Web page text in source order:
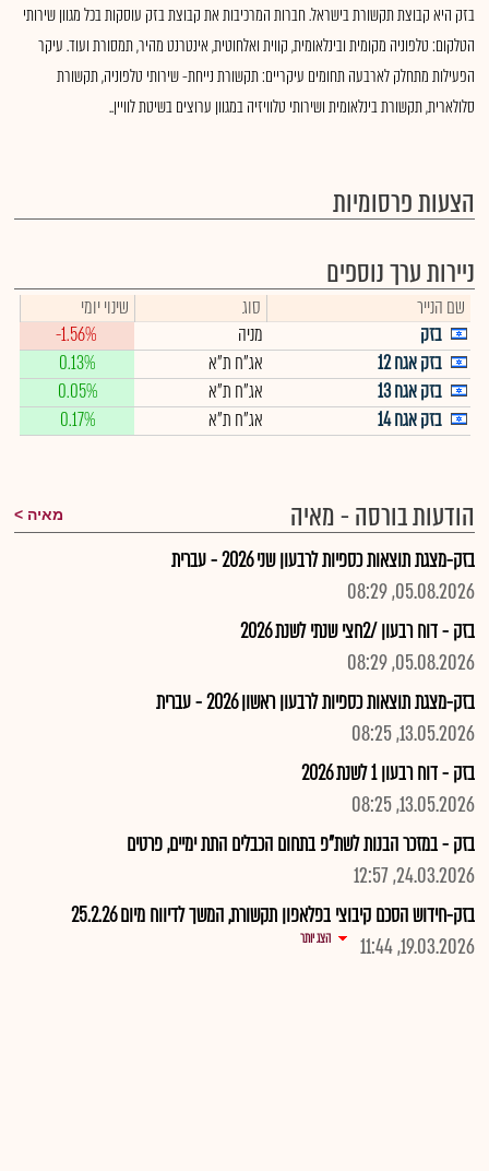
בזק היא קבוצת תקשורת בישראל. חברות המרכיבות את קבוצת בזק עוסקות בכל מגוון שירותי
הטלקום: טלפוניה מקומית ובינלאומית, קווית ואלחוטית, אינטרנט מהיר, תמסורת ועוד. עיקר
הפעילות מתחלק לארבעה תחומים עיקריים: תקשורת נייחת- שירותי טלפוניה, תקשורת
סלולארית, תקשורת בינלאומית ושירותי טלוויזיה במגוון ערוצים בשיטת לוויין..
הצעות פרסומיות
ניירות ערך נוספים
שם הנייר סוג
שינוי יומי
בזק
מניה
-1.56%
בזק אגח 12
אג"ח ת"א
0.13%
בזק אגח 13
אג"ח ת"א
0.05%
בזק אגח 14
אג"ח ת"א 0.17%
הודעות בורסה - מאיה מאיה
בזק-מצגת תוצאות כספיות לרבעון שני 2026 - עברית
05.08.2026, 08:29
בזק - דוח רבעון /2חצי שנתי לשנת 2026
05.08.2026, 08:29
בזק-מצגת תוצאות כספיות לרבעון ראשון 2026 - עברית
13.05.2026, 08:25
בזק - דוח רבעון 1 לשנת 2026
13.05.2026, 08:25
בזק - במזכר הבנות לשת"פ בתחום הכבלים התת ימיים, פרטים
24.03.2026, 12:57
בזק-חידוש הסכם קיבוצי בפלאפון תקשורת, המשך לדיווח מיום 25.2.26
19.03.2026, 11:44
הצג יותר